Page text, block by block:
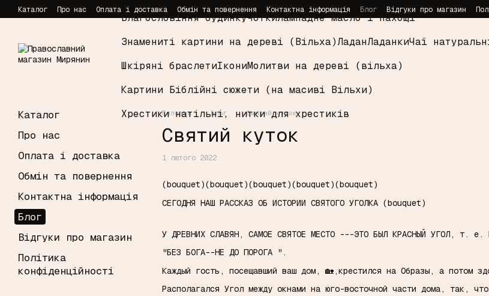
Перейти до основного контенту
Каталог Про нас Оплата і доставка Обмін та повернення Контактна інформація Блог Відгуки про магазин
Благословіння будинкуЧоткиЛампадне масло і пахощі
Знамениті картини на дереві (Вільха)ЛаданЛаданкиЧаї
Шкіряні браслетиІкониМолитви на дереві (вільха)
Картини Біблійні сюжети (на масиві Вільхи)
Хрестики натільні, нитки для хрестиків
Головна Блог Святий куток
Святий куток
1 лютого 2022
(bouquet)(bouquet)(bouquet)(bouquet)(bouquet)
СЕГОДНЯ НАШ РАССКАЗ ОБ ИСТОРИИ СВЯТОГО УГОЛКА (bouquet)
У ДРЕВНИХ СЛАВЯН, САМОЕ СВЯТОЕ МЕСТО ---ЭТО БЫЛ КРАСНЫЙ УГОЛ, т. е.
"БЕЗ БОГА--НЕ ДО ПОРОГА ".
Каждый гость, посещавший ваш дом, 🏡,крестился на Образы, а потом
Располагался Угол между окнами на юго-восточной части дома, так,
Каталог
Про нас
Оплата і доставка
Обмін та повернення
Контактна інформація
Блог
Відгуки про магазин
Політика
конфіденційності